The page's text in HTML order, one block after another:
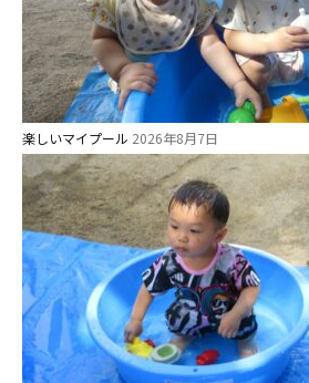
楽しいマイプール 2026年8月7日
美⽊多チコスブログ
未就園児クラス
0歳親子登園［マカロンクラス ]
1歳・2歳親子登園［マリポサクラ
ス ]
2歳児ひとり登園［ゆず組 ]
グループ施設・
関係先リンク
学校法⼈鴨⾕学園 鳳幼稚園